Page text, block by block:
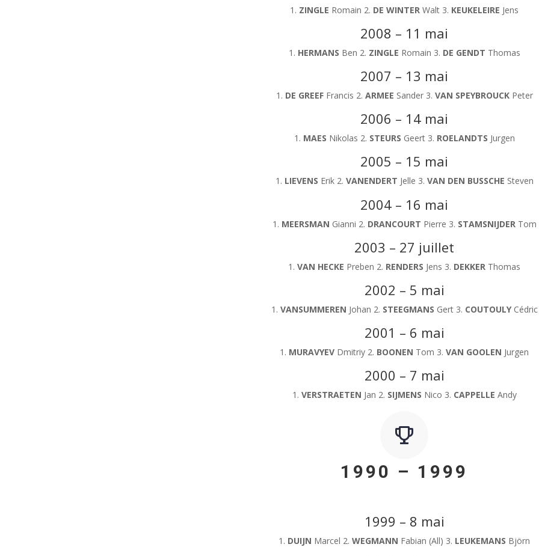
1. ZINGLE Romain 2. DE WINTER Walt 3. KEUKELEIRE Jens
2008 – 11 mai
1. HERMANS Ben 2. ZINGLE Romain 3. DE GENDT Thomas
2007 – 13 mai
1. DE GREEFFrancis 2. ARMEE Sander 3. VAN SPEYBROUCKPeter
2006 – 14 mai
1. MAES Nikolas 2. STEURS Geert 3. ROELANDTS Jurgen
2005 – 15 mai
1. LIEVENS Erik 2. VANENDERT Jelle 3. VAN DEN BUSSCHE Steven
2004 – 16 mai
1. MEERSMAN Gianni 2. DRANCOURT Pierre 3. STAMSNIJDER Tom
2003 – 27 juillet
1. VAN HECKE Preben 2. RENDERS Jens 3. DEKKER Thomas
2002 – 5 mai
1. VANSUMMEREN Johan 2. STEEGMANS Gert 3. COUTOULYCédric
2001 – 6 mai
1. MURAVYEV Dmitriy 2. BOONEN Tom 3. VAN GOOLEN Jurgen
2000 – 7 mai
1. VERSTRAETEN Jan 2. SIJMENS Nico 3. CAPPELLE Andy
1990 – 1999
1999 – 8 mai
1. DUIJN Marcel 2. WEGMANN Fabian (All) 3. LEUKEMANS Björn